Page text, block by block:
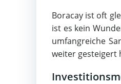
Boracay ist oft
ist es kein
umfangreiche
weiter gesteigert